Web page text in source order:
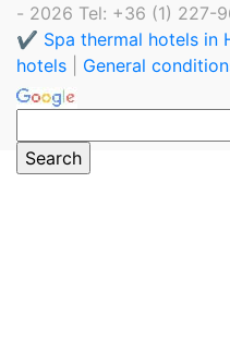
- 2026 Tel: +36 (1) 227-
✔️ Spa thermal hotels in
hotels
General